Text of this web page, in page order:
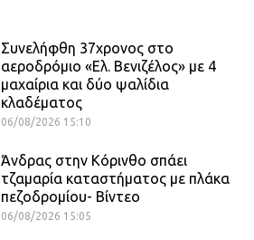
Συνελήφθη 37χρονος στο
αεροδρόμιο «Ελ. Βενιζέλος» με 4
μαχαίρια και δύο ψαλίδια
κλαδέματος
06/08/2026 15:10
Άνδρας στην Κόρινθο σπάει
τζαμαρία καταστήματος με πλάκα
πεζοδρομίου- Βίντεο
06/08/2026 15:05